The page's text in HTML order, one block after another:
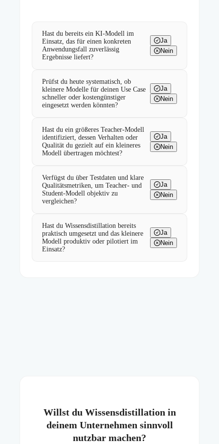
Hast du bereits ein KI-Modell im
Einsatz, das für einen konkreten
Anwendungsfall zuverlässig
Ergebnisse liefert?
Ja
Nein
Prüfst du heute systematisch, ob
kleinere Modelle für deinen Use Case
schneller oder kostengünstiger
eingesetzt werden könnten?
Ja
Nein
Hast du ein größeres Teacher-Modell
identifiziert, dessen Verhalten oder
Qualität du gezielt auf ein kleineres
Modell übertragen möchtest?
Ja
Nein
Verfügst du über Testdaten und klare
Qualitätsmetriken, um Teacher- und
Student-Modell objektiv zu
vergleichen?
Ja
Nein
Hast du Wissensdistillation bereits
praktisch umgesetzt und das kleinere
Modell produktiv oder pilotiert im
Einsatz?
Ja
Nein
Willst du Wissensdistillation in
deinem Unternehmen sinnvoll
nutzbar machen?